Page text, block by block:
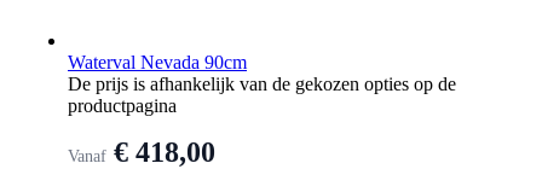
Waterval Nevada 90cm
De prijs is afhankelijk van de gekozen opties op de
productpagina
Vanaf € 418,00